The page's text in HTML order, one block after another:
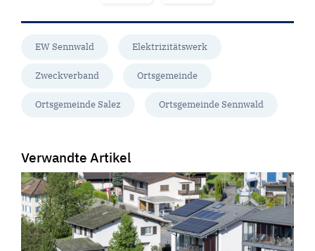
EW Sennwald Elektrizitätswerk
Zweckverband Ortsgemeinde
Ortsgemeinde Salez Ortsgemeinde Sennwald
Verwandte Artikel